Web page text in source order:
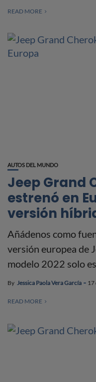
READ MORE
AUTOS DEL MUNDO
Jeep Grand
estrenó en
versión
Añádenos como
versión europea de
modelo 2022 solo
By Jessica Paola Vera García 17
READ MORE